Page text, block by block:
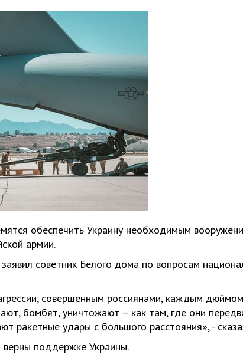
обеспечить Украину необходимым
армии.
заявил советник Белого дома по вопросам
совершенным россиянами, каждым дюймом
бомбят, уничтожают – как там, где они
ракетные удары с большого расстояния», -
поддержке Украины.